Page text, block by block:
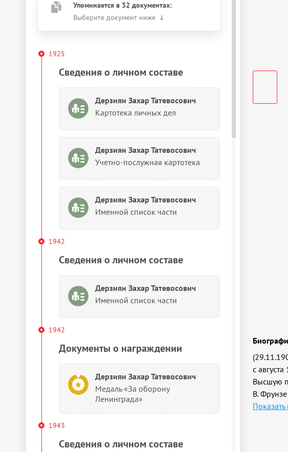
Упоминается в 32 документах:
Выберите документ ниже
1925
Сведения о личном составе
Дерзиян Захар Татевосович
Картотека личных дел
Дерзиян Захар Татевосович
Учетно-послужная картотека
Дерзиян Захар Татевосович
Именной список части
1942
Сведения о личном составе
Дерзиян Захар Татевосович
Именной список части
1942
Документы о награждении
Дерзиян Захар Татевосович
Медаль «За оборону
Ленинграда»
1943
Сведения о личном составе
с
Высшую
В.